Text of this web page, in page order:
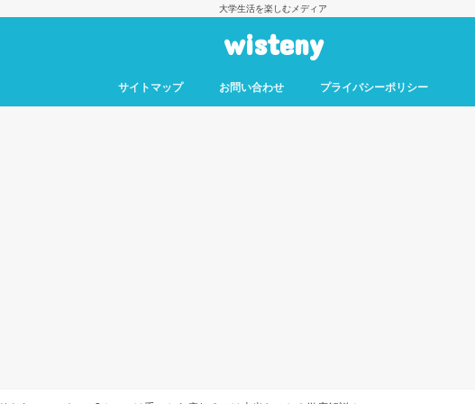
大学生活を楽しむメディア
wisteny
サイトマップ お問い合わせ プライバシーポリシー